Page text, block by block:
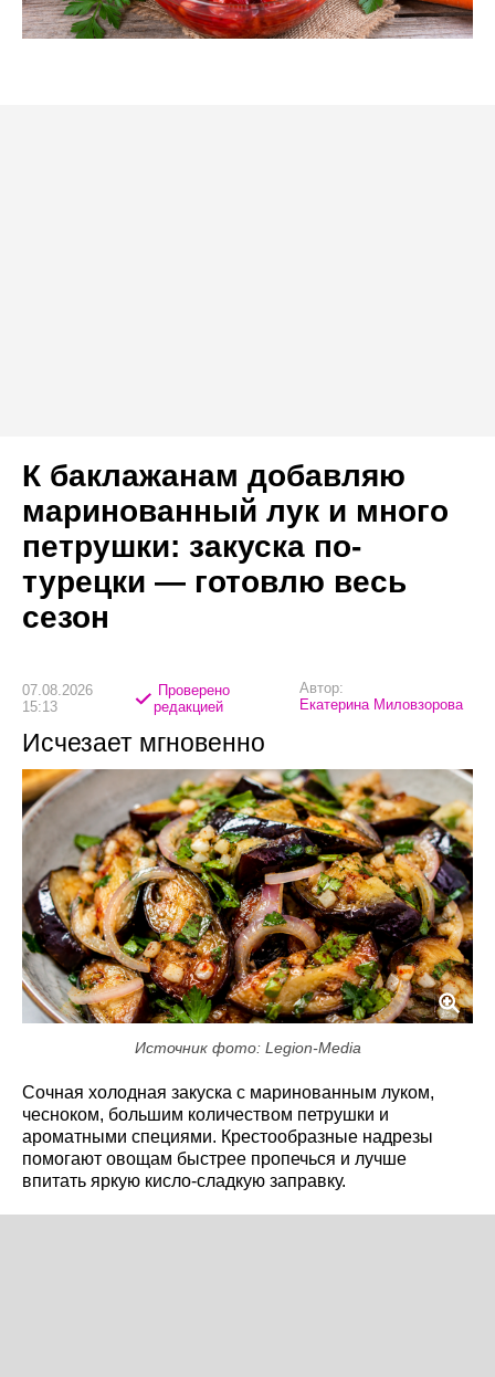
К баклажанам добавляю
маринованный лук и много
петрушки: закуска по-
турецки — готовлю весь
сезон
07.08.2026
15:13
Проверено
редакцией
Автор:
Екатерина Миловзорова
Исчезает мгновенно
Источник фото: Legion-Media
Сочная холодная закуска с маринованным луком,
чесноком, большим количеством петрушки и
ароматными специями. Крестообразные надрезы
помогают овощам быстрее пропечься и лучше
впитать яркую кисло-сладкую заправку.